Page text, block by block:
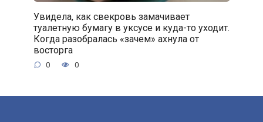
Увидела, как свекровь замачивает
туалетную бумагу в уксусе и куда-то уходит.
Когда разобралась «зачем» ахнула от
восторга
0 0